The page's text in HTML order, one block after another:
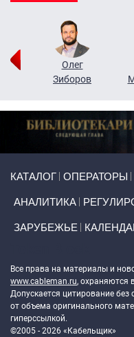
Олег
Зиборов
КАТАЛОГ ОПЕРАТОРЫ
АНАЛИТИКА
ЗАРУБЕЖЬЕ
Все права на материалы и
www.cableman.ru, охраняются
Допускается цитирование без
от объема оригинального
гиперссылкой.
©2005 - 2026 «Кабельщик»